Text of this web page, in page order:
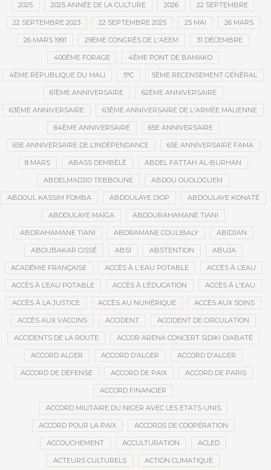
2025 2025 ANNÉE DE LA CULTURE 2026 22 SEPTEMBRE
22 SEPTEMBRE 2023 22 SEPTEMBRE 2025 25 MAI 26 MARS
26 MARS 1991 29ÈME CONGRÈS DE L'AEEM 31 DÉCEMBRE
400ÈME FORAGE 4ÈME PONT DE BAMAKO
4ÈME RÉPUBLIQUE DU MALI 5°C 5ÈME RECENSEMENT GÉNÉRAL
61ÈME ANNIVERSAIRE 62ÈME ANNIVERSAIRE
63ÈME ANNIVERSAIRE 63ÈME ANNIVERSAIRE DE L'ARMÉE MALIENNE
64ÈME ANNIVERSAIRE 65E ANNIVERSAIRE
65E ANNIVERSAIRE DE L’INDÉPENDANCE 65E ANNIVERSAIRE FAMA
8 MARS ABASS DEMBÉLÉ ABDEL FATTAH AL-BURHAN
ABDELMADJID TEBBOUNE ABDOU OUOLOGUEM
ABDOUL KASSIM FOMBA ABDOULAYE DIOP ABDOULAYE KONATÉ
ABDOULAYE MAÏGA ABDOURAHAMANE TIANI
ABDRAHAMANE TIANI ABDRAMANE COULIBALY ABIDJAN
ABOUBAKAR CISSÉ ABSI ABSTENTION ABUJA
ACADÉMIE FRANÇAISE ACCÈS À L'EAU POTABLE ACCÈS À L’EAU
ACCÈS À L’EAU POTABLE ACCÈS À L’ÉDUCATION ACCÈS À L'EAU
ACCÈS À LA JUSTICE ACCÈS AU NUMÉRIQUE ACCÈS AUX SOINS
ACCÈS AUX VACCINS ACCIDENT ACCIDENT DE CIRCULATION
ACCIDENTS DE LA ROUTE ACCOR ARENA CONCERT SIDIKI DIABATÉ
ACCORD ALGER ACCORD D’ALGER ACCORD D'ALGER
ACCORD DE DÉFENSE ACCORD DE PAIX ACCORD DE PARIS
ACCORD FINANCIER
ACCORD MILITAIRE DU NIGER AVEC LES ETATS-UNIS
ACCORD POUR LA PAIX ACCORDS DE COOPÉRATION
ACCOUCHEMENT ACCULTURATION ACLED
ACTEURS CULTURELS ACTION CLIMATIQUE